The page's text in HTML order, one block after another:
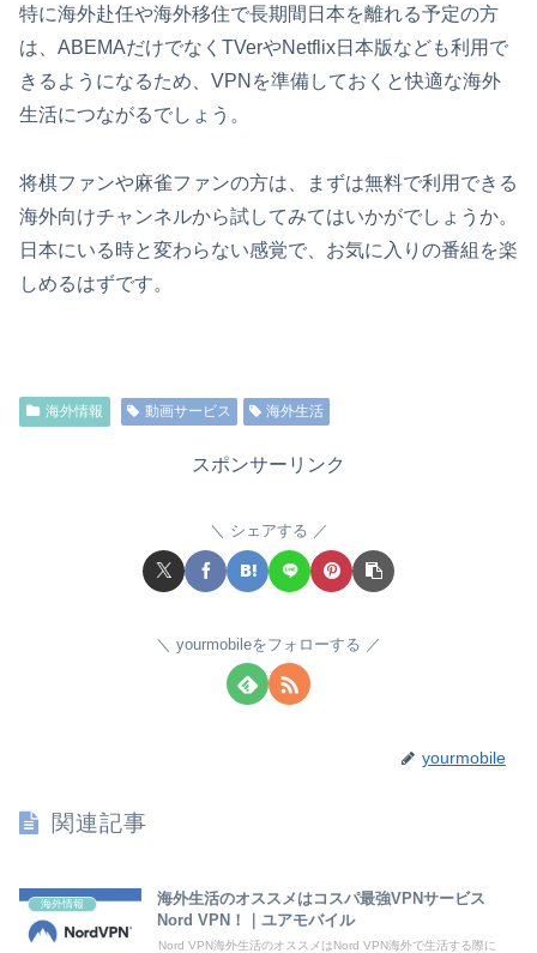
特に海外赴任や海外移住で長期間日本を離れる予定の方
は、ABEMAだけでなくTVerやNetflix日本版なども利用で
きるようになるため、VPNを準備しておくと快適な海外
生活につながるでしょう。
将棋ファンや麻雀ファンの方は、まずは無料で利用できる
海外向けチャンネルから試してみてはいかがでしょうか。
日本にいる時と変わらない感覚で、お気に入りの番組を楽
しめるはずです。
海外情報 動画サービス 海外生活
スポンサーリンク
シェアする
yourmobileをフォローする
yourmobile
関連記事
海外情報
海外生活のオススメはコスパ最強VPNサービス
Nord VPN！｜ユアモバイル
Nord VPN海外生活のオススメはNord VPN海外で生活する際に